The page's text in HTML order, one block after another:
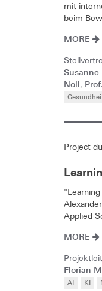
mit
beim
MORE
Susanne
Noll,
Project
Applied
MORE
Florian
AI KI